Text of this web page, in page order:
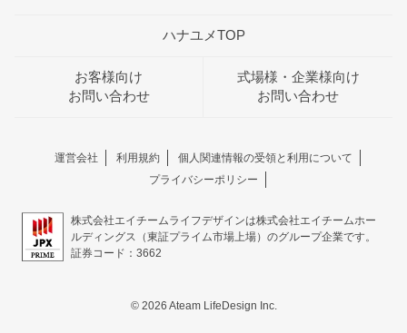
ハナユメTOP
お客様向け
お問い合わせ
式場様・企業様向け
お問い合わせ
運営会社 利用規約
個人関連情報の受領と利用について
プライバシーポリシー
株式会社エイチームライフデザインは株式会社エイチームホー
ルディングス（東証プライム市場上場）のグループ企業です。
証券コード：3662
© 2026 Ateam LifeDesign Inc.